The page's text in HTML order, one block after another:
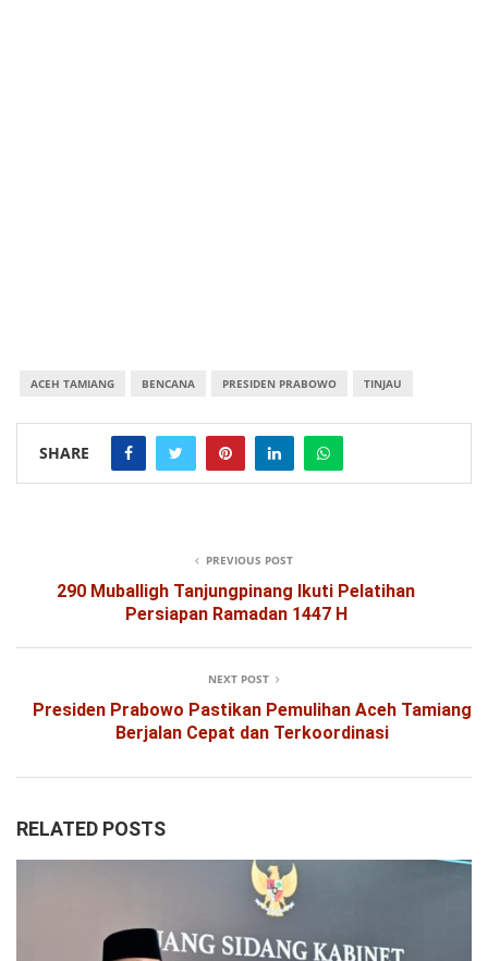
ACEH TAMIANG BENCANA PRESIDEN PRABOWO TINJAU
SHARE
PREVIOUS POST
290 Muballigh Tanjungpinang Ikuti Pelatihan
Persiapan Ramadan 1447 H
NEXT POST
Presiden Prabowo Pastikan Pemulihan Aceh Tamiang
Berjalan Cepat dan Terkoordinasi
RELATED POSTS